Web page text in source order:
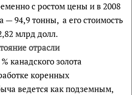
с ростом цены и в 2008
— 94,9 тонны, а его стоимость
млрд долл.
отрасли
канадского золота
коренных
ведется как подземным,